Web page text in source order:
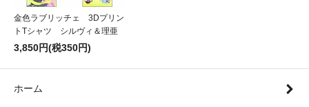
金色ラブリッチェ 3Dプリン
トTシャツ シルヴィ＆理亜
3,850円(税350円)
ホーム